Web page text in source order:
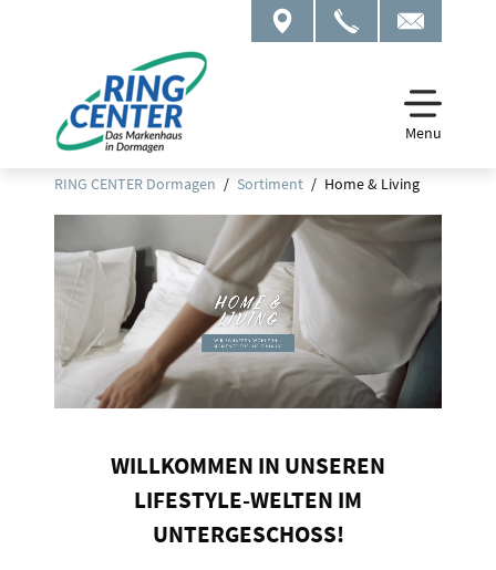
Menu
RING CENTER Dormagen Sortiment Home & Living
WILLKOMMEN IN UNSEREN
LIFESTYLE-WELTEN IM
UNTERGESCHOSS!